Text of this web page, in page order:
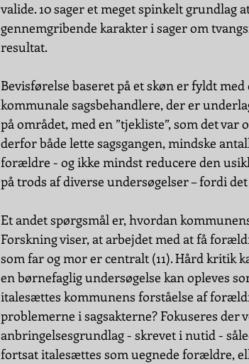
valide. 10 sager et meget spinkelt grundlag
gennemgribende karakter i sager om
resultat.
Bevisførelse baseret på et skøn er fyldt
kommunale sagsbehandlere, der er
på området, med en ”tjekliste”, som det
derfor både lette sagsgangen, mindske
forældre - og ikke mindst reducere den
på trods af diverse undersøgelser – fordi
Et andet spørgsmål er, hvordan
Forskning viser, at arbejdet med at få
som far og mor er centralt (11). Hård
en børnefaglig undersøgelse kan opleves
italesættes kommunens forståelse af
problemerne i sagsakterne? Fokuseres
anbringelsesgrundlag - skrevet i nutid -
fortsat italesættes som uegnede forældre,